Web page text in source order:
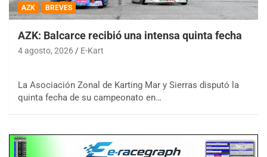
AZK BREVES
AZK: Balcarce recibió una intensa quinta fecha
4 agosto, 2026 E-Kart
La Asociación Zonal de Karting Mar y Sierras disputó la
quinta fecha de su campeonato en…